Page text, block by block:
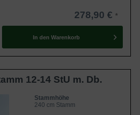
278,90 €
In den Warenkorb
12-14 StU m. Db.
Stammhöhe
240 cm Stamm